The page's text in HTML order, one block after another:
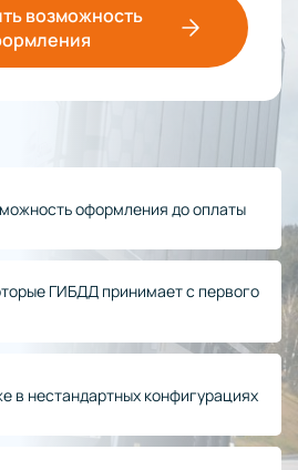
возможность
оформления до оплаты
ГИБДД принимает с первого
в нестандартных конфигурациях